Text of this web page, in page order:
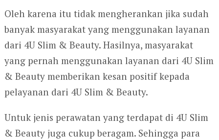
Oleh karena itu tidak mengherankan jika sudah
banyak masyarakat yang menggunakan layanan
dari 4U Slim & Beauty. Hasilnya, masyarakat
yang pernah menggunakan layanan dari 4U Slim
& Beauty memberikan kesan positif kepada
pelayanan dari 4U Slim & Beauty.
Untuk jenis perawatan yang terdapat di 4U Slim
& Beauty juga cukup beragam. Sehingga para